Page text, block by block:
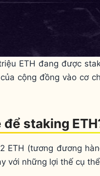
ETH đang được
cộng đồng vào cơ
để staking
ETH (tương đương
với những lợi thế cụ